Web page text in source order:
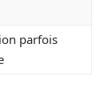
parfois